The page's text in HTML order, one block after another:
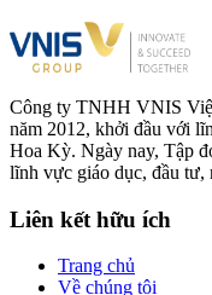
Công ty TNHH VNIS
năm 2012, khởi đầu với
Hoa Kỳ. Ngày nay, Tập
lĩnh vực giáo dục, đầu tư,
Liên kết hữu ích
Trang chủ
Về chúng tôi